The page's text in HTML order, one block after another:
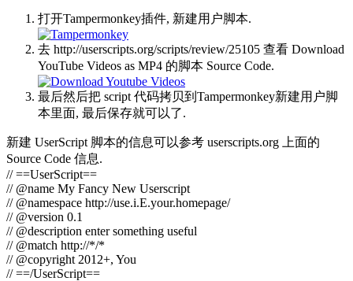
打开Tampermonkey插件, 新建用户脚本.
去 http://userscripts.org/scripts/review/25105 查看 Download
YouTube Videos as MP4 的脚本 Source Code.
最后然后把 script 代码拷贝到Tampermonkey新建用户脚
本里面, 最后保存就可以了.
新建 UserScript 脚本的信息可以参考 userscripts.org 上面的
Source Code 信息.
// ==UserScript==
// @name My Fancy New Userscript
// @namespace http://use.i.E.your.homepage/
// @version 0.1
// @description enter something useful
// @match http://*/*
// @copyright 2012+, You
// ==/UserScript==